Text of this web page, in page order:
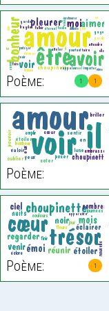
1 1
Poème:
Poème:
1
Poème: